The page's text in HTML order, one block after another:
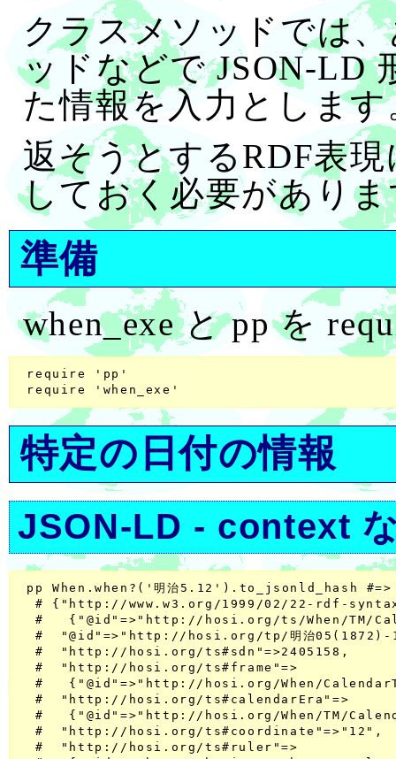
クラスメソッドでは
ッドなどで JSON-LD
た情報を入力とします
返そうとするRDF表
しておく必要があり
準備
when_exe と pp を
require 'pp'
特定の日付の情報
JSON-LD - context
pp When.when?('明治5.12').to_jsonld_hash #=>
# {"http://www.w3.org/1999/02/22-rdf-
#   {"@id"=>"http://hosi.org/ts/When/TM/
#  "@id"=>"http://hosi.org/tp/明治05(1872)-
  #  "http://hosi.org/ts#sdn"=>2405158,
  #  "http://hosi.org/ts#frame"=>
#   {"@id"=>"http://hosi.org/When/
  #  "http://hosi.org/ts#calendarEra"=>
#   {"@id"=>"http://hosi.org/When/TM/
  #  "http://hosi.org/ts#coordinate"=>"12",
  #  "http://hosi.org/ts#ruler"=>